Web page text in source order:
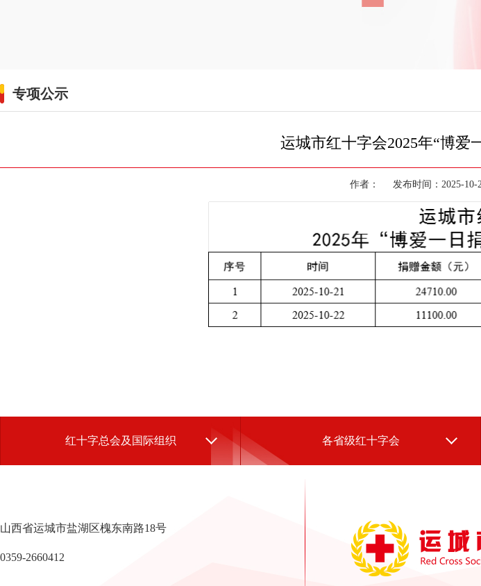
专项公示
运城市红十字会2025年“博爱
作者： 发布时间：2025-
红十字总会及国际组织 各省级红十字会
山西省运城市盐湖区槐东南路18号
0359-2660412